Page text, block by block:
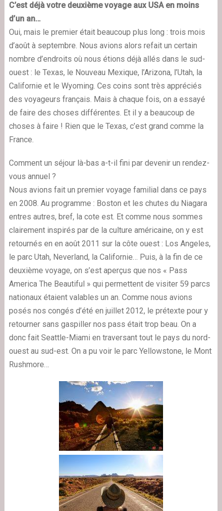
C’est déjà votre deuxième voyage aux USA en moins
d’un an…
Oui, mais le premier était beaucoup plus long : trois mois
d’août à septembre. Nous avions alors refait un certain
nombre d’endroits où nous étions déjà allés dans le sud-
ouest : le Texas, le Nouveau Mexique, l’Arizona, l’Utah, la
Californie et le Wyoming. Ces coins sont très appréciés
des voyageurs français. Mais à chaque fois, on a essayé
de faire des choses différentes. Et il y a beaucoup de
choses à faire ! Rien que le Texas, c’est grand comme la
France.
Comment un séjour là-bas a-t-il fini par devenir un rendez-
vous annuel ?
Nous avions fait un premier voyage familial dans ce pays
en 2008. Au programme : Boston et les chutes du Niagara
entres autres, bref, la cote est. Et comme nous sommes
clairement inspirés par de la culture américaine, on y est
retournés en en août 2011 sur la côte ouest : Los Angeles,
le parc Utah, Neverland, la Californie… Puis, à la fin de ce
deuxième voyage, on s’est aperçus que nos « Pass
America The Beautiful » qui permettent de visiter 59 parcs
nationaux étaient valables un an. Comme nous avions
posés nos congés d’été en juillet 2012, le prétexte pour y
retourner sans gaspiller nos pass était trop beau. On a
donc fait Seattle-Miami en traversant tout le pays du nord-
ouest au sud-est. On a pu voir le parc Yellowstone, le Mont
Rushmore…